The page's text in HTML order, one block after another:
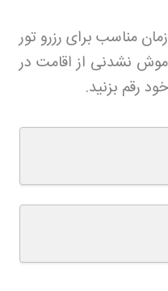
مناسب برای رزرو تور
نشدنی از اقامت در
رقم بزنید.